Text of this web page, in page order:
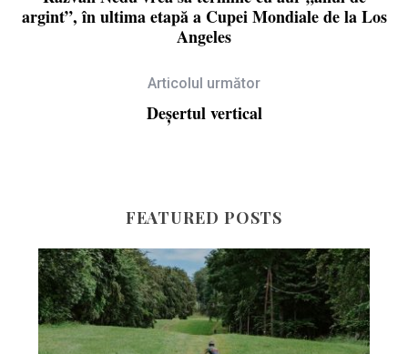
argint”, în ultima etapă a Cupei Mondiale de la Los
Angeles
Articolul următor
Deșertul vertical
FEATURED POSTS